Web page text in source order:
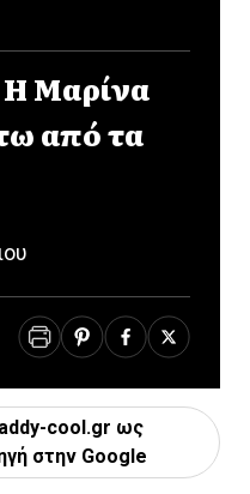
H Μαρίνα
από τα
cool.gr ως
στην Google